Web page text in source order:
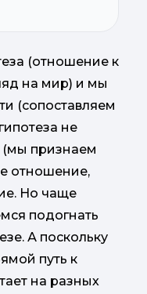
(отношение к
на мир) и мы
(сопоставляем
не
(мы признаем
отношение,
Но чаще
подогнать
А поскольку
путь к
на разных